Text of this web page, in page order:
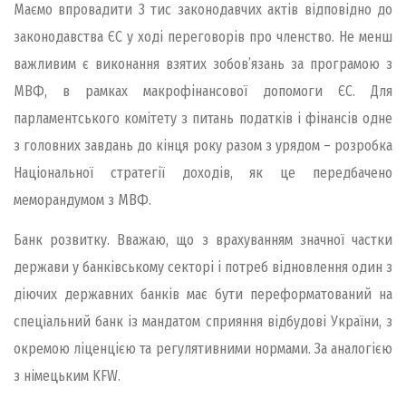
Маємо впровадити 3 тис законодавчих актів відповідно до
законодавства ЄС у ході переговорів про членство. Не менш
важливим є виконання взятих зобов’язань за програмою з
МВФ, в рамках макрофінансової допомоги ЄС. Для
парламентського комітету з питань податків і фінансів одне
з головних завдань до кінця року разом з урядом – розробка
Національної стратегії доходів, як це передбачено
меморандумом з МВФ.
Банк розвитку. Вважаю, що з врахуванням значної частки
держави у банківському секторі і потреб відновлення один з
діючих державних банків має бути переформатований на
спеціальний банк із мандатом сприяння відбудові України, з
окремою ліценцією та регулятивними нормами. За аналогією
з німецьким KFW.